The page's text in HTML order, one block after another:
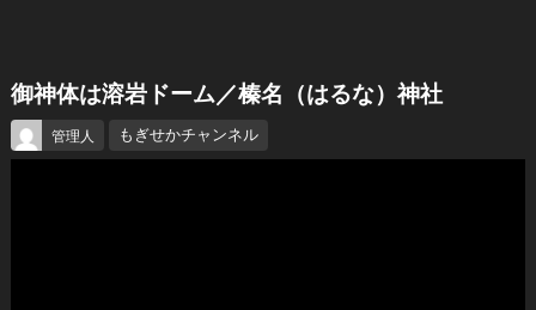
御神体は溶岩ドーム／榛名（はるな）神社
管理人 もぎせかチャンネル